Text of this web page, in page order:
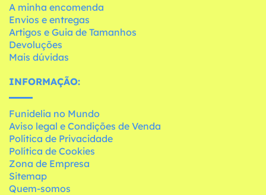
A minha encomenda
Envios e entregas
Artigos e Guia de Tamanhos
Devoluções
Mais dúvidas
INFORMAÇÃO:
Funidelia no Mundo
Aviso legal e Condições de Venda
Política de Privacidade
Política de Cookies
Zona de Empresa
Sitemap
Quem-somos